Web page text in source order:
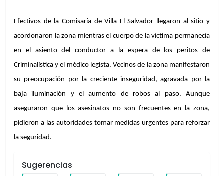
Efectivos de la Comisaría de Villa El Salvador llegaron al sitio y
acordonaron la zona mientras el cuerpo de la víctima permanecía
en el asiento del conductor a la espera de los peritos de
Criminalística y el médico legista. Vecinos de la zona manifestaron
su preocupación por la creciente inseguridad, agravada por la
baja iluminación y el aumento de robos al paso. Aunque
aseguraron que los asesinatos no son frecuentes en la zona,
pidieron a las autoridades tomar medidas urgentes para reforzar
la seguridad.
Sugerencias